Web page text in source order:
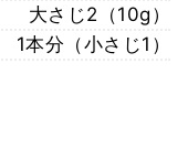
大さじ2（10g）
1本分（小さじ1）